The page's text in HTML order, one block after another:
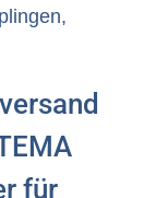
für